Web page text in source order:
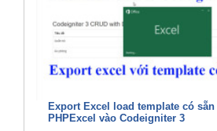
Export Excel load template có sẵn
PHPExcel vào Codeigniter 3